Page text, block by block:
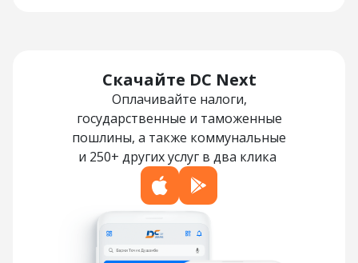
Скачайте DC Next
Оплачивайте налоги,
государственные и таможенные
пошлины, а также коммунальные
и 250+ других услуг в два клика